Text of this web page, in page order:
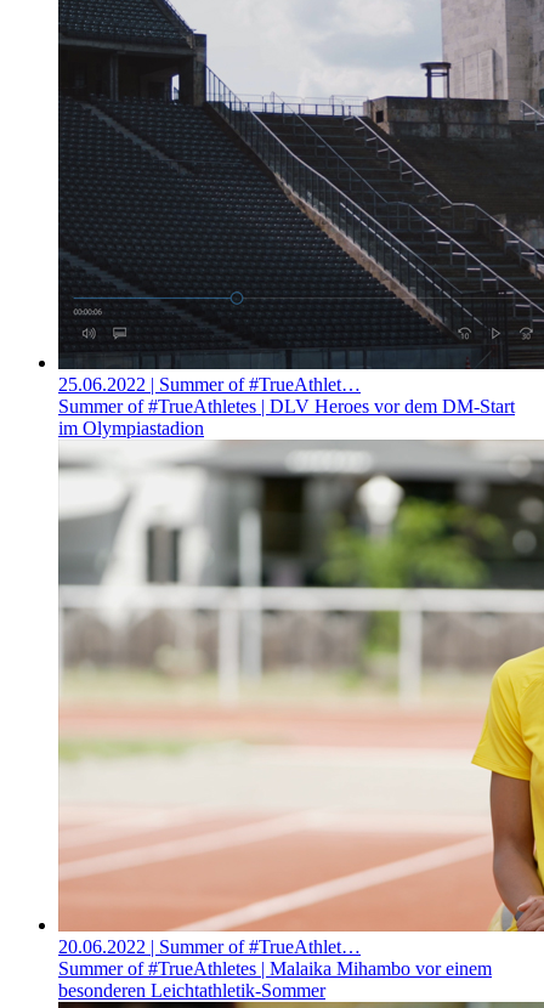
25.06.2022 | Summer of #TrueAthlet…
Summer of #TrueAthletes | DLV Heroes vor dem DM-Start
im Olympiastadion
20.06.2022 | Summer of #TrueAthlet…
Summer of #TrueAthletes | Malaika Mihambo vor einem
besonderen Leichtathletik-Sommer